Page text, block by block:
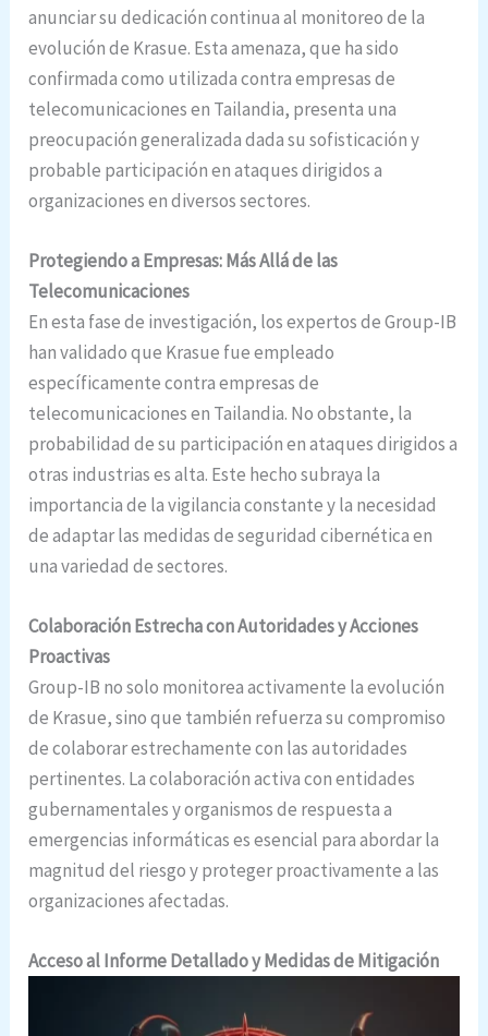
anunciar su dedicación continua al monitoreo de la
evolución de Krasue. Esta amenaza, que ha sido
confirmada como utilizada contra empresas de
telecomunicaciones en Tailandia, presenta una
preocupación generalizada dada su sofisticación y
probable participación en ataques dirigidos a
organizaciones en diversos sectores.
Protegiendo a Empresas: Más Allá de las
Telecomunicaciones
En esta fase de investigación, los expertos de Group-IB
han validado que Krasue fue empleado
específicamente contra empresas de
telecomunicaciones en Tailandia. No obstante, la
probabilidad de su participación en ataques dirigidos a
otras industrias es alta. Este hecho subraya la
importancia de la vigilancia constante y la necesidad
de adaptar las medidas de seguridad cibernética en
una variedad de sectores.
Colaboración Estrecha con Autoridades y Acciones
Proactivas
Group-IB no solo monitorea activamente la evolución
de Krasue, sino que también refuerza su compromiso
de colaborar estrechamente con las autoridades
pertinentes. La colaboración activa con entidades
gubernamentales y organismos de respuesta a
emergencias informáticas es esencial para abordar la
magnitud del riesgo y proteger proactivamente a las
organizaciones afectadas.
Acceso al Informe Detallado y Medidas de Mitigación